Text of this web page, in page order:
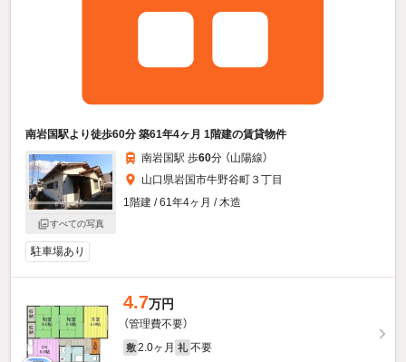
南岩国駅より徒歩60分 築61年4ヶ月 1階建の賃貸物件
すべての写真
南岩国駅 歩60分 （山陽線）
山口県岩国市牛野谷町３丁目
1階建 / 61年4ヶ月 / 木造
駐車場あり
4.7万円
（管理費不要）
敷 2.0ヶ月 礼 不要